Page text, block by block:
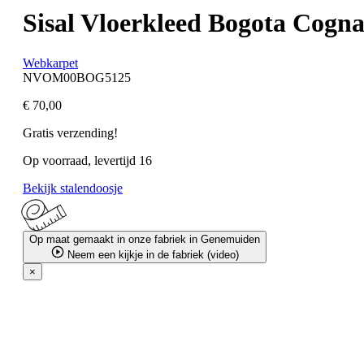
Sisal Vloerkleed Bogota
Webkarpet
NVOM00BOG5125
€ 70,00
Gratis verzending!
Op voorraad, levertijd 16
Bekijk stalendoosje
Op maat gemaakt in onze fabriek in Genemuiden
Neem een kijkje in de fabriek (video)
×